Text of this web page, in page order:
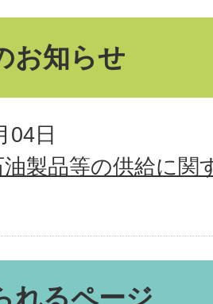
お知らせ
04日
製品等の供給に関
れるページ